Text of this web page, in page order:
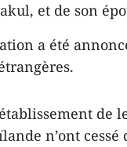
et de son
a été
de
n’ont